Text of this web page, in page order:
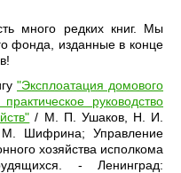
много редких книг. Мы
фонда, изданные в конце
"Эксплоатация домового
руководство
/ М. П. Ушаков, Н. И.
Шифрина; Управление
хозяйства исполкома
- Ленинград: